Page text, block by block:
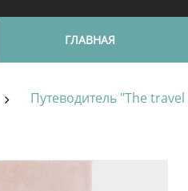
ГЛАВНАЯ
Путеводитель "The